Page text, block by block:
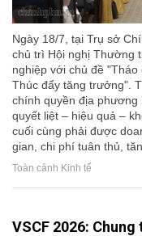
Ngày 18/7, tại Trụ sở
chủ trì Hội nghị Thường
nghiệp với chủ đề
Thúc đẩy tăng trưởng".
chính quyền địa
quyết liệt – hiệu quả –
cuối cùng phải được
gian, chi phí tuân thủ,
Toàn cảnh Kinh tế
VSCF 2026: